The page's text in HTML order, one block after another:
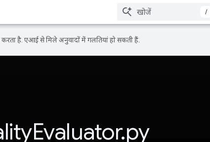
/
है. एआई से मिले अनुवादों में गलतियां हो सकती हैं.